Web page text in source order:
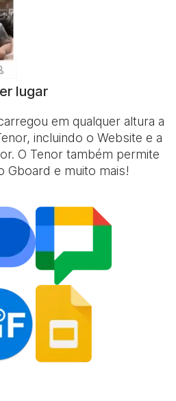
lugar
em qualquer altura a
incluindo o Website e a
O Tenor também permite
Gboard e muito mais!